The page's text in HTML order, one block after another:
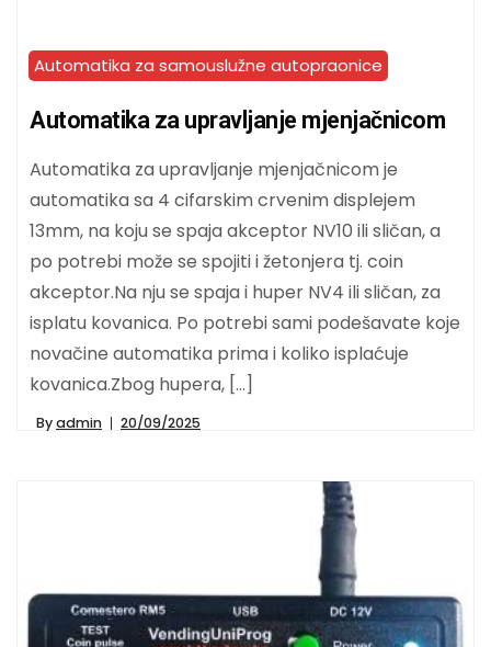
Automatika za samouslužne autopraonice
Automatika za upravljanje mjenjačnicom
Automatika za upravljanje mjenjačnicom je
automatika sa 4 cifarskim crvenim displejem
13mm, na koju se spaja akceptor NV10 ili sličan, a
po potrebi može se spojiti i žetonjera tj. coin
akceptor.Na nju se spaja i huper NV4 ili sličan, za
isplatu kovanica. Po potrebi sami podešavate koje
novačine automatika prima i koliko isplaćuje
kovanica.Zbog hupera, […]
Byadmin 20/09/2025